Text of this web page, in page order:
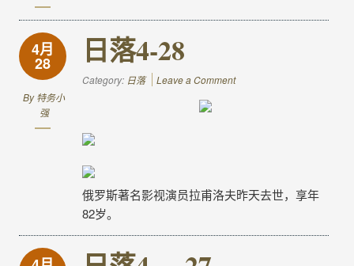
4月
28
By特务小
强
日落4-28
Category: 日落 Leave a Comment
俄罗斯著名影视演员拉甫洛夫昨天去世，享年
82岁。